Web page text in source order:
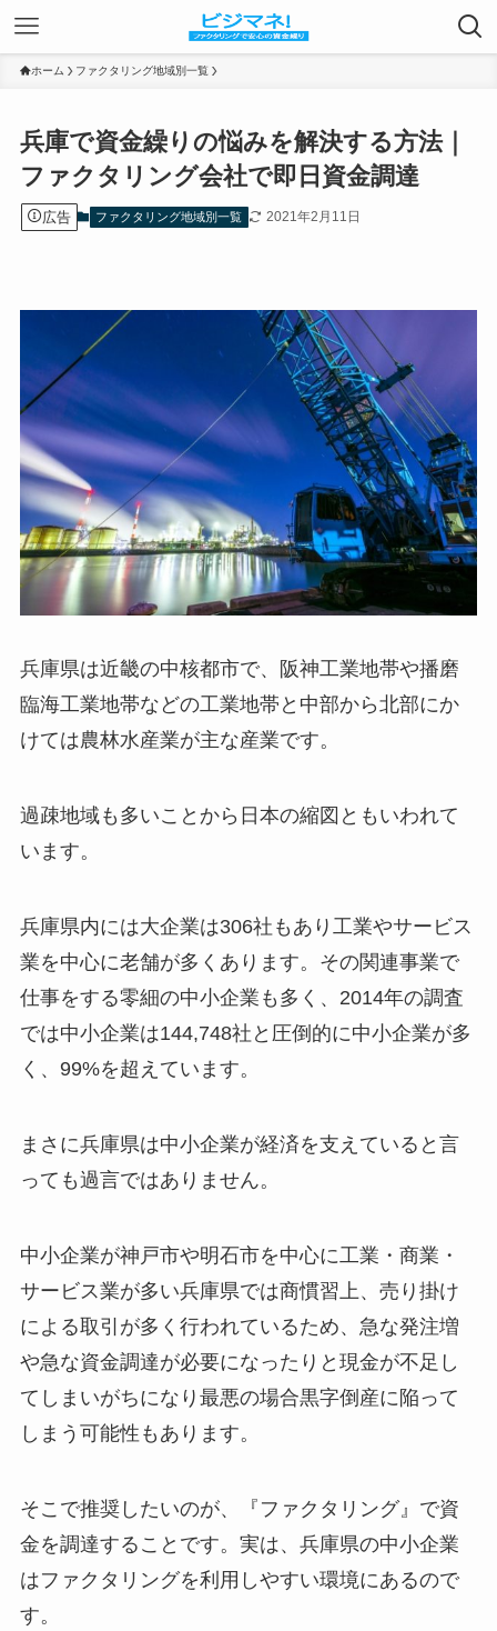
ホーム ファクタリング地域別一覧
兵庫で資金繰りの悩みを解決する方法｜
ファクタリング会社で即日資金調達
広告 ファクタリング地域別一覧 2021年2月11日
兵庫県は近畿の中核都市で、阪神工業地帯や播磨
臨海工業地帯などの工業地帯と中部から北部にか
けては農林水産業が主な産業です。
過疎地域も多いことから日本の縮図ともいわれて
います。
兵庫県内には大企業は306社もあり工業やサービス
業を中心に老舗が多くあります。その関連事業で
仕事をする零細の中小企業も多く、2014年の調査
では中小企業は144,748社と圧倒的に中小企業が多
く、99%を超えています。
まさに兵庫県は中小企業が経済を支えていると言
っても過言ではありません。
中小企業が神戸市や明石市を中心に工業・商業・
サービス業が多い兵庫県では商慣習上、売り掛け
による取引が多く行われているため、急な発注増
や急な資金調達が必要になったりと現金が不足し
てしまいがちになり最悪の場合黒字倒産に陥って
しまう可能性もあります。
そこで推奨したいのが、 『ファクタリング』 で資
金を調達することです。実は、兵庫県の中小企業
はファクタリングを利用しやすい環境にあるので
す。